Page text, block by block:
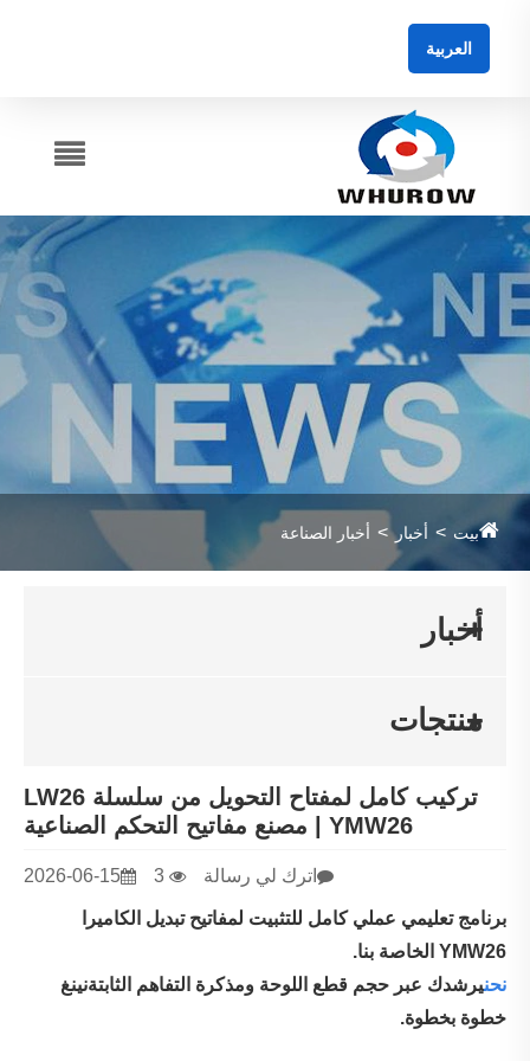
العربية
بيت أخبار أخبار الصناعة
أخبار
منتجات
تركيب كامل لمفتاح التحويل من سلسلة LW26
YMW26 | مصنع مفاتيح التحكم الصناعية
2026-06-15 اترك لي رسالة
برنامج تعليمي عملي كامل للتثبيت لمفاتيح تبديل الكاميرا
YMW26 الخاصة بنا.
نحنيرشدك عبر حجم قطع اللوحة ومذكرة التفاهم الثابتةنينغ
خطوة بخطوة.